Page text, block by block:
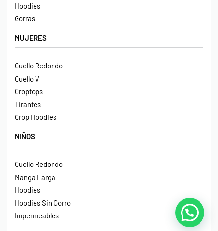
Hoodies
Gorras
MUJERES
Cuello Redondo
Cuello V
Croptops
Tirantes
Crop Hoodies
NIÑOS
Cuello Redondo
Manga Larga
Hoodies
Hoodies Sin Gorro
Impermeables